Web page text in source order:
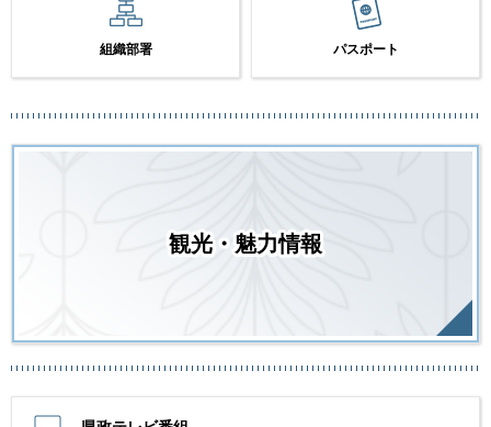
組織部署 パスポート
観光・魅力情報